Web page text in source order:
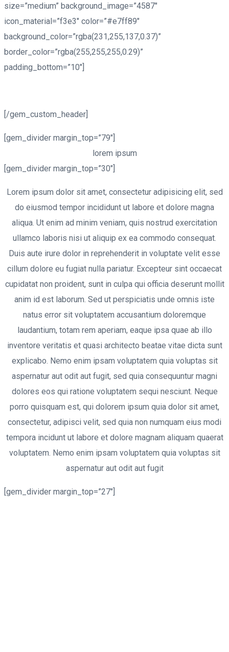
size=”medium” background_image=”4587″
icon_material=”f3e3″ color=”#e7ff89″
background_color=”rgba(231,255,137,0.37)”
border_color=”rgba(255,255,255,0.29)”
padding_bottom=”10″]
[/gem_custom_header]
[gem_divider margin_top=”79″]
lorem ipsum
[gem_divider margin_top=”30″]
Lorem ipsum dolor sit amet, consectetur adipisicing elit, sed
do eiusmod tempor incididunt ut labore et dolore magna
aliqua. Ut enim ad minim veniam, quis nostrud exercitation
ullamco laboris nisi ut aliquip ex ea commodo consequat.
Duis aute irure dolor in reprehenderit in voluptate velit esse
cillum dolore eu fugiat nulla pariatur. Excepteur sint occaecat
cupidatat non proident, sunt in culpa qui officia deserunt mollit
anim id est laborum. Sed ut perspiciatis unde omnis iste
natus error sit voluptatem accusantium doloremque
laudantium, totam rem aperiam, eaque ipsa quae ab illo
inventore veritatis et quasi architecto beatae vitae dicta sunt
explicabo. Nemo enim ipsam voluptatem quia voluptas sit
aspernatur aut odit aut fugit, sed quia consequuntur magni
dolores eos qui ratione voluptatem sequi nesciunt. Neque
porro quisquam est, qui dolorem ipsum quia dolor sit amet,
consectetur, adipisci velit, sed quia non numquam eius modi
tempora incidunt ut labore et dolore magnam aliquam quaerat
voluptatem. Nemo enim ipsam voluptatem quia voluptas sit
aspernatur aut odit aut fugit
[gem_divider margin_top=”27″]